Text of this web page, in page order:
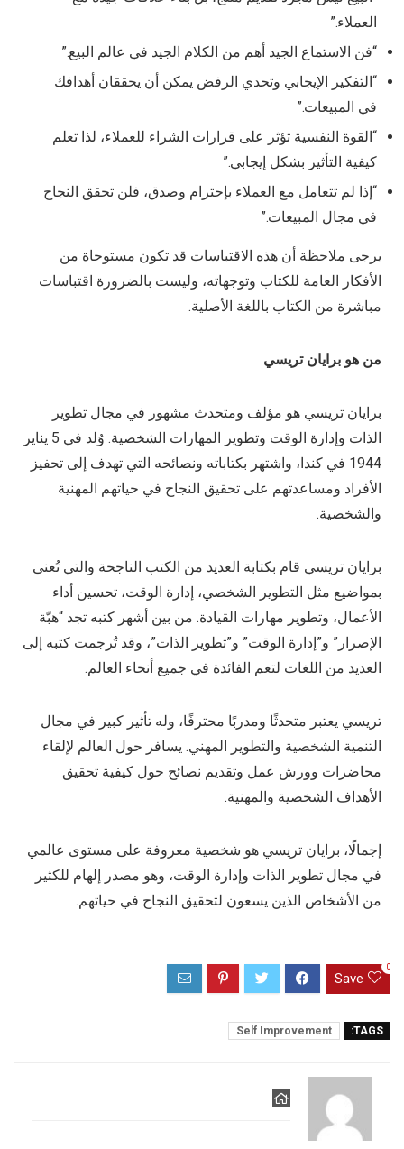
العملاء.”
“فن الاستماع الجيد أهم من الكلام الجيد في عالم البيع.”
“التفكير الإيجابي وتحدي الرفض يمكن أن يحققان أهدافك
في المبيعات.”
“القوة النفسية تؤثر على قرارات الشراء للعملاء، لذا تعلم
كيفية التأثير بشكل إيجابي.”
“إذا لم تتعامل مع العملاء بإحترام وصدق، فلن تحقق النجاح
في مجال المبيعات.”
يرجى ملاحظة أن هذه الاقتباسات قد تكون مستوحاة من
الأفكار العامة للكتاب وتوجهاته، وليست بالضرورة اقتباسات
مباشرة من الكتاب باللغة الأصلية.
من هو برايان تريسي
برايان تريسي هو مؤلف ومتحدث مشهور في مجال تطوير
الذات وإدارة الوقت وتطوير المهارات الشخصية. وُلد في 5 يناير
1944 في كندا، واشتهر بكتاباته ونصائحه التي تهدف إلى تحفيز
الأفراد ومساعدتهم على تحقيق النجاح في حياتهم المهنية
والشخصية.
برايان تريسي قام بكتابة العديد من الكتب الناجحة والتي تُعنى
بمواضيع مثل التطوير الشخصي، إدارة الوقت، تحسين أداء
الأعمال، وتطوير مهارات القيادة. من بين أشهر كتبه تجد “هبّة
الإصرار” و”إدارة الوقت” و”تطوير الذات”، وقد تُرجمت كتبه إلى
العديد من اللغات لتعم الفائدة في جميع أنحاء العالم.
تريسي يعتبر متحدثًا ومدربًا محترفًا، وله تأثير كبير في مجال
التنمية الشخصية والتطوير المهني. يسافر حول العالم لإلقاء
محاضرات وورش عمل وتقديم نصائح حول كيفية تحقيق
الأهداف الشخصية والمهنية.
إجمالًا، برايان تريسي هو شخصية معروفة على مستوى عالمي
في مجال تطوير الذات وإدارة الوقت، وهو مصدر إلهام للكثير
من الأشخاص الذين يسعون لتحقيق النجاح في حياتهم.
Save
0
TAGS:
Self Improvement